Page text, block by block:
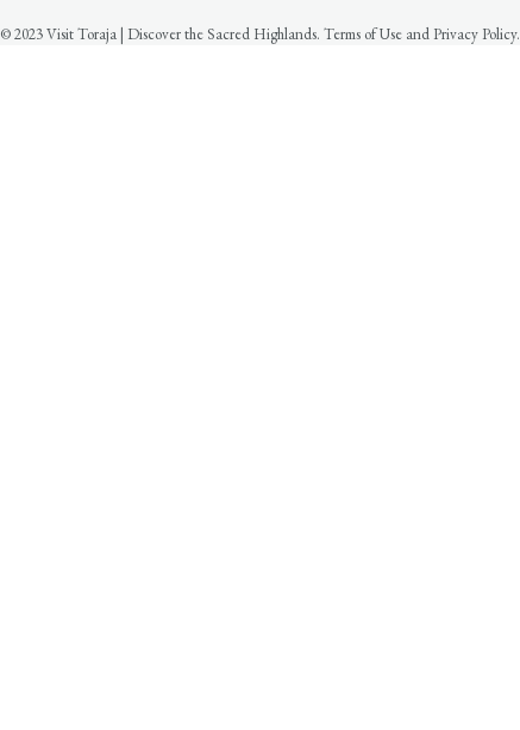
© 2023 Visit Toraja | Discover the Sacred Highlands. Terms of Use and Privacy Policy.